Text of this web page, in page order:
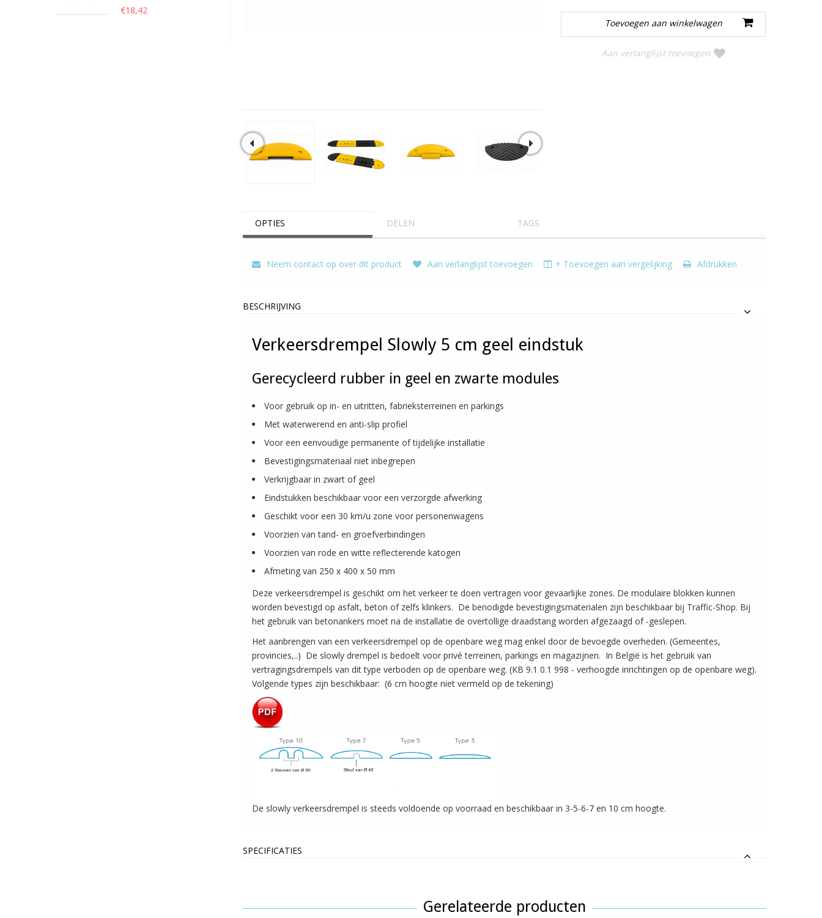
€18,42
Aan verlanglijst toevoegen
OPTIES DELEN TAGS
Neem contact op over dit product Aan verlanglijst toevoegen + Toevoegen aan vergelijking Afdrukken
BESCHRIJVING
Verkeersdrempel Slowly 5 cm geel eindstuk
Gerecycleerd rubber in geel en zwarte modules
Voor gebruik op in- en uitritten, fabrieksterreinen en parkings
Met waterwerend en anti-slip profiel
Voor een eenvoudige permanente of tijdelijke installatie
Bevestigingsmateriaal niet inbegrepen
Verkrijgbaar in zwart of geel
Eindstukken beschikbaar voor een verzorgde afwerking
Geschikt voor een 30 km/u zone voor personenwagens
Voorzien van tand- en groefverbindingen
Voorzien van rode en witte reflecterende katogen
Afmeting van 250 x 400 x 50 mm
Deze verkeersdrempel is geschikt om het verkeer te doen vertragen voor gevaarlijke zones. De modulaire blokken kunnen
worden bevestigd op asfalt, beton of zelfs klinkers. De benodigde bevestigingsmaterialen zijn beschikbaar bij Traffic-Shop. Bij
het gebruik van betonankers moet na de installatie de overtollige draadstang worden afgezaagd of -geslepen.
Het aanbrengen van een verkeersdrempel op de openbare weg mag enkel door de bevoegde overheden. (Gemeentes,
provincies,..) De slowly drempel is bedoelt voor privé terreinen, parkings en magazijnen. In België is het gebruik van
vertragingsdrempels van dit type verboden op de openbare weg. (KB 9.1 0.1 998 - verhoogde inrichtingen op de openbare weg).
Volgende types zijn beschikbaar: (6 cm hoogte niet vermeld op de tekening)
De slowly verkeersdrempel is steeds voldoende op voorraad en beschikbaar in 3-5-6-7 en 10 cm hoogte.
SPECIFICATIES
Gerelateerde producten